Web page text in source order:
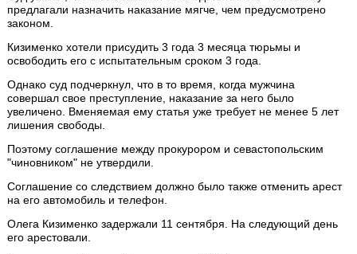
предлагали назначить наказание мягче, чем предусмотрено
законом.
Кизименко хотели присудить 3 года 3 месяца тюрьмы и
освободить его с испытательным сроком 3 года.
Однако суд подчеркнул, что в то время, когда мужчина
совершал свое преступление, наказание за него было
увеличено. Вменяемая ему статья уже требует не менее 5 лет
лишения свободы.
Поэтому соглашение между прокурором и севастопольским
"чиновником" не утвердили.
Соглашение со следствием должно было также отменить арест
на его автомобиль и телефон.
Олега Кизименко задержали 11 сентября. На следующий день
его арестовали.